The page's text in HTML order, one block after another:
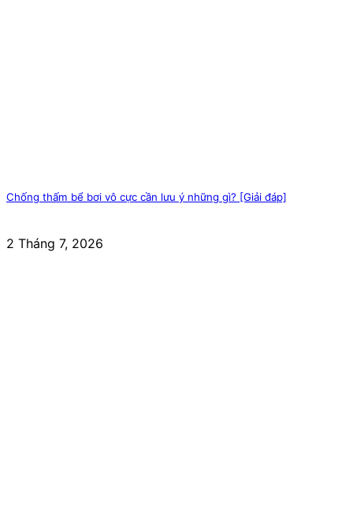
Chống thấm bể bơi vô cực cần lưu ý những gì? [Giải đáp]
2 Tháng 7, 2026